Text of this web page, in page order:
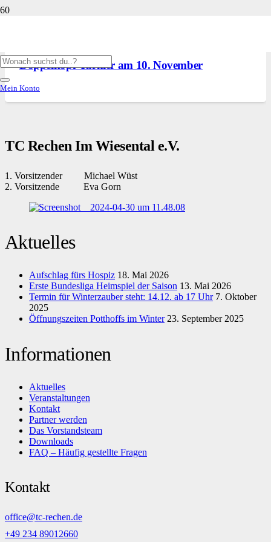
Mein Konto
Doppelkopf-Turnier am 10. November
TC Rechen Im Wiesental e.V.
1. Vorsitzender Michael Wüst
2. Vorsitzende Eva Gorn
Aktuelles
Aufschlag fürs Hospiz 18. Mai 2026
Erste Bundesliga Heimspiel der Saison 13. Mai 2026
Termin für Winterzauber steht: 14.12. ab 17 Uhr 7. Oktober
2025
Öffnungszeiten Potthoffs im Winter 23. September 2025
Informationen
Aktuelles
Veranstaltungen
Kontakt
Partner werden
Das Vorstandsteam
Downloads
FAQ – Häufig gestellte Fragen
Kontakt
office@tc-rechen.de
+49 234 89012660